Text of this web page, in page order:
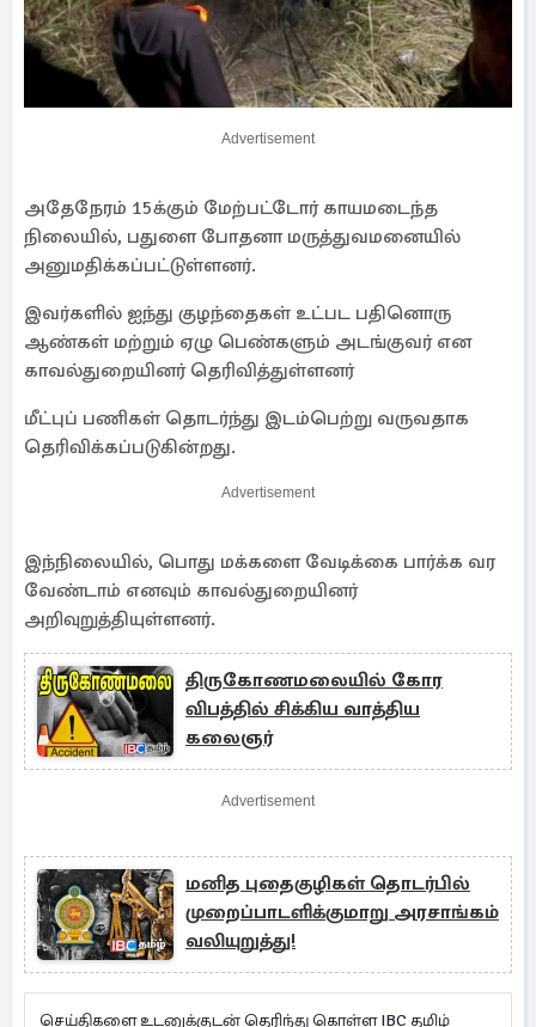
Advertisement
அதேநேரம் 15க்கும் மேற்பட்டோர் காயமடைந்த
நிலையில், பதுளை போதனா மருத்துவமனையில்
அனுமதிக்கப்பட்டுள்ளனர்.
இவர்களில் ஐந்து குழந்தைகள் உட்பட பதினொரு
ஆண்கள் மற்றும் ஏழு பெண்களும் அடங்குவர் என
காவல்துறையினர் தெரிவித்துள்ளனர்
மீட்புப் பணிகள் தொடர்ந்து இடம்பெற்று வருவதாக
தெரிவிக்கப்படுகின்றது.
Advertisement
இந்நிலையில், பொது மக்களை வேடிக்கை பார்க்க வர
வேண்டாம் எனவும் காவல்துறையினர்
அறிவுறுத்தியுள்ளனர்.
திருகோணமலையில் கோர
விபத்தில் சிக்கிய வாத்திய
கலைஞர்
Advertisement
மனித புதைகுழிகள் தொடர்பில்
முறைப்பாடளிக்குமாறு அரசாங்கம்
வலியுறுத்து!
செய்திகளை உடனுக்குடன் தெரிந்து கொள்ள IBC தமிழ்